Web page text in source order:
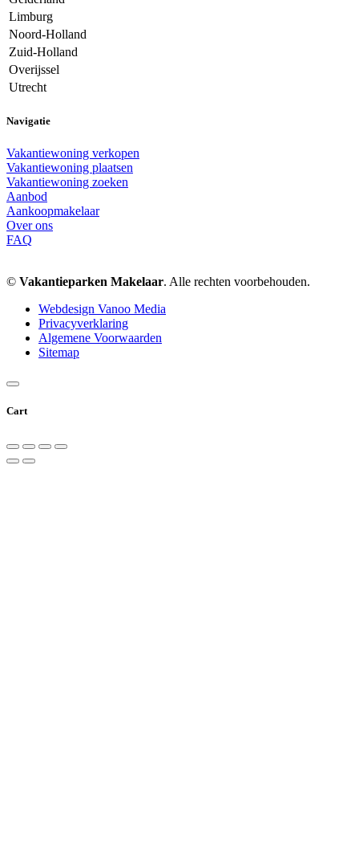
Limburg
Noord-Holland
Zuid-Holland
Overijssel
Utrecht
Navigatie
Vakantiewoning verkopen
Vakantiewoning plaatsen
Vakantiewoning zoeken
Aanbod
Aankoopmakelaar
Over ons
FAQ
© Vakantieparken Makelaar. Alle rechten voorbehouden.
Webdesign Vanoo Media
Privacyverklaring
Algemene Voorwaarden
Sitemap
Cart